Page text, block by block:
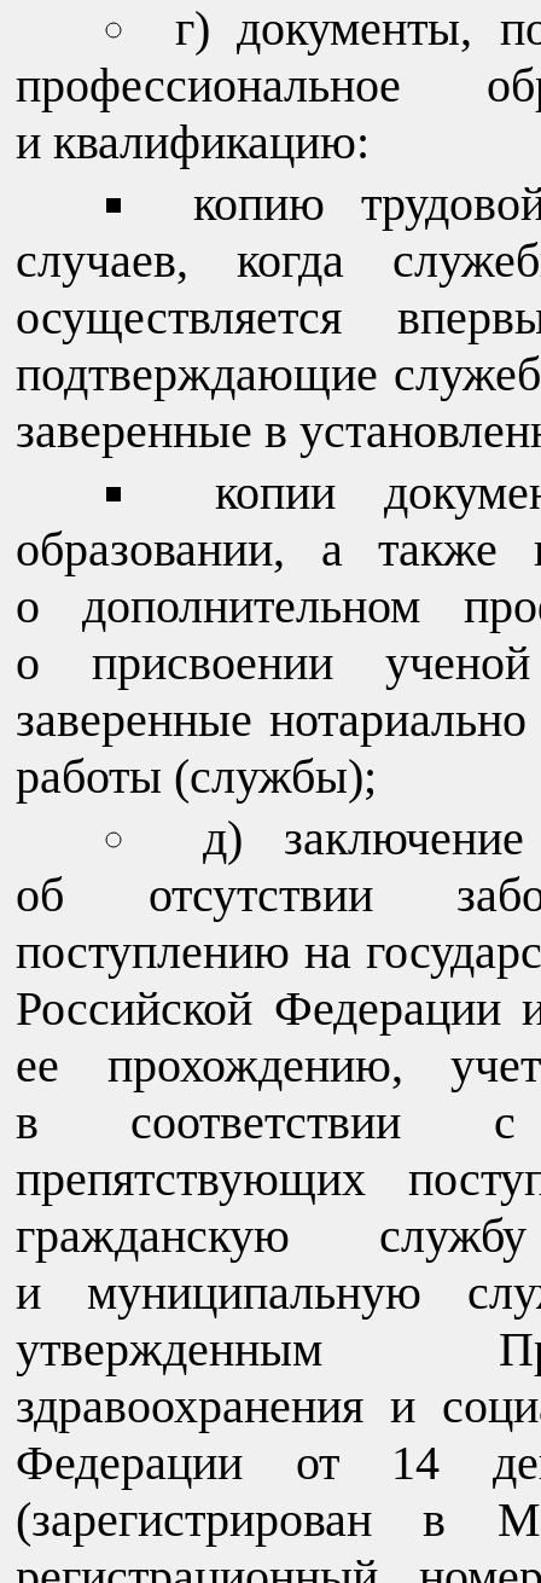
г) документы,
профессиональное
и квалификацию:
копию
случаев, когда
осуществляется
подтверждающие
заверенные в
копии
образовании, а
о дополнительном
о присвоении
заверенные
работы (службы);
д)
об отсутствии
поступлению на
Российской
ее прохождению,
в соответствии с
препятствующих
гражданскую
и муниципальную
утвержденным
здравоохранения и
Федерации от 14
(зарегистрирован в